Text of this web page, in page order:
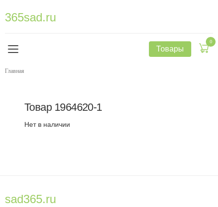
365sad.ru
Товары
0
Главная
Товар 1964620-1
Нет в наличии
sad365.ru